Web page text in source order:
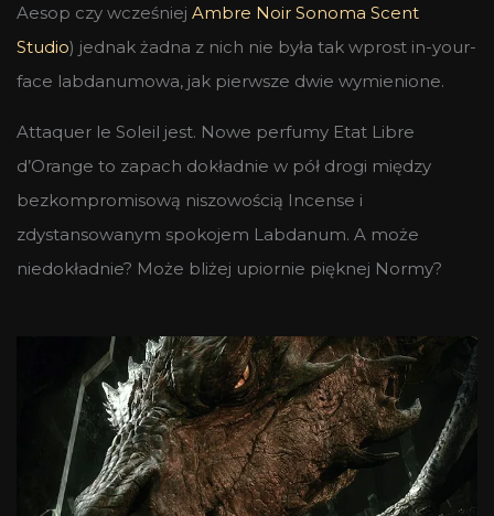
Aesop czy wcześniej Ambre Noir Sonoma Scent
Studio) jednak żadna z nich nie była tak wprost in-your-
face labdanumowa, jak pierwsze dwie wymienione.
Attaquer le Soleil jest. Nowe perfumy Etat Libre
d’Orange to zapach dokładnie w pół drogi między
bezkompromisową niszowością Incense i
zdystansowanym spokojem Labdanum. A może
niedokładnie? Może bliżej upiornie pięknej Normy?